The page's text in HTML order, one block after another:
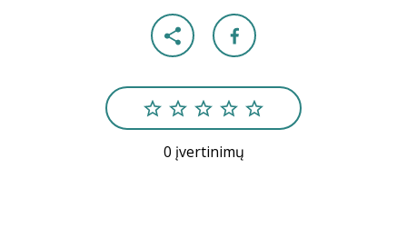
0 įvertinimų